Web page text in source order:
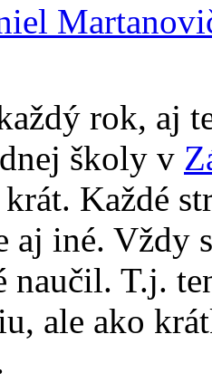
rok, aj
školy v
Každé
aj iné. Vždy
naučil. T.j.
ale ako